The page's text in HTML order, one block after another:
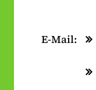
E-Mail: